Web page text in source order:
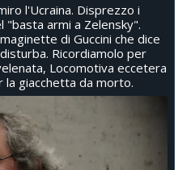
l'Ucraina. Disprezzo i
"basta armi a Zelensky".
di Guccini che dice
Ricordiamolo per
Locomotiva eccetera
la giacchetta da morto.